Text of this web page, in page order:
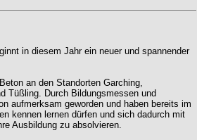
in diesem Jahr ein neuer und spannender
an den Standorten Garching,
Tüßling. Durch Bildungsmessen und
aufmerksam geworden und haben bereits im
kennen lernen dürfen und sich dadurch mit
Ausbildung zu absolvieren.